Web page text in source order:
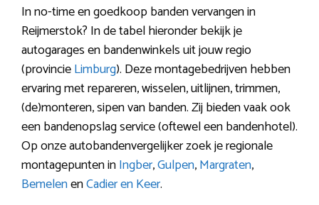
In no-time en goedkoop banden vervangen in
Reijmerstok? In de tabel hieronder bekijk je
autogarages en bandenwinkels uit jouw regio
(provincieLimburg). Deze montagebedrijven hebben
ervaring met repareren, wisselen, uitlijnen, trimmen,
(de)monteren, sipen van banden. Zij bieden vaak ook
een bandenopslag service (oftewel een bandenhotel).
Op onze autobandenvergelijker zoek je regionale
montagepunten inIngber,Gulpen,Margraten,
BemelenenCadier en Keer.